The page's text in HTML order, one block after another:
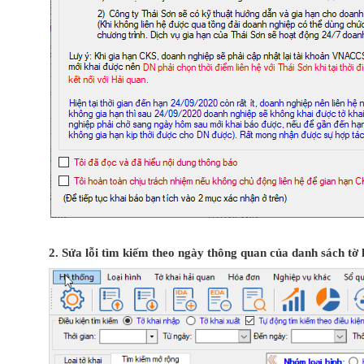
2. Sửa lỗi tìm kiếm theo ngày thông quan của danh sách tờ